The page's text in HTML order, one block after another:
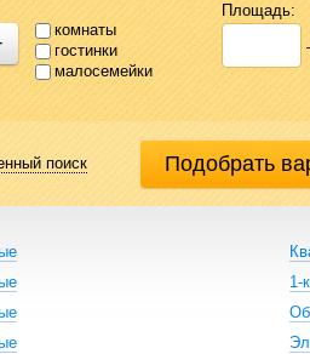
комнаты
гостинки
малосемейки
Площадь:
поиск
1-